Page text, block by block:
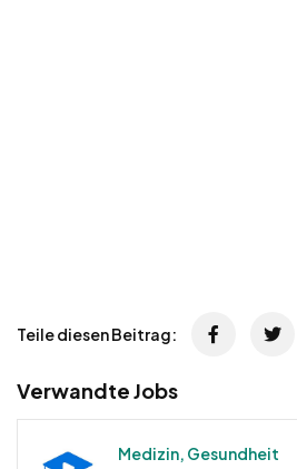
Teile diesen Beitrag:
Verwandte Jobs
Medizin, Gesundheit